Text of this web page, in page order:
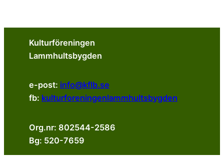
Kulturföreningen
Lammhultsbygden
e-post: info@kflb.se
fb: kulturforeningenlammhultsbygden
Org.nr: 802544-2586
Bg: 520-7659